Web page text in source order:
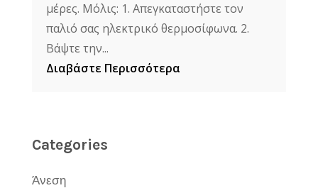
μέρες. Μόλις: 1. Απεγκαταστήστε τον
παλιό σας ηλεκτρικό θερμοσίφωνα. 2.
Βάψτε την...
Διαβάστε Περισσότερα
Categories
Άνεση